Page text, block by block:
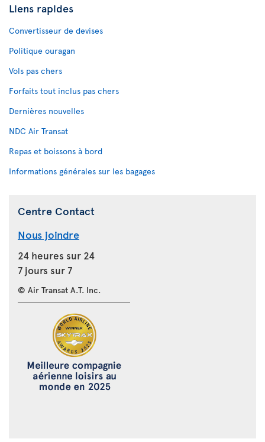
Liens rapides
Convertisseur de devises
Politique ouragan
Vols pas chers
Forfaits tout inclus pas chers
Dernières nouvelles
NDC Air Transat
Repas et boissons à bord
Informations générales sur les bagages
Centre Contact
Nous joindre
24 heures sur 24
7 jours sur 7
© Air Transat A.T. Inc.